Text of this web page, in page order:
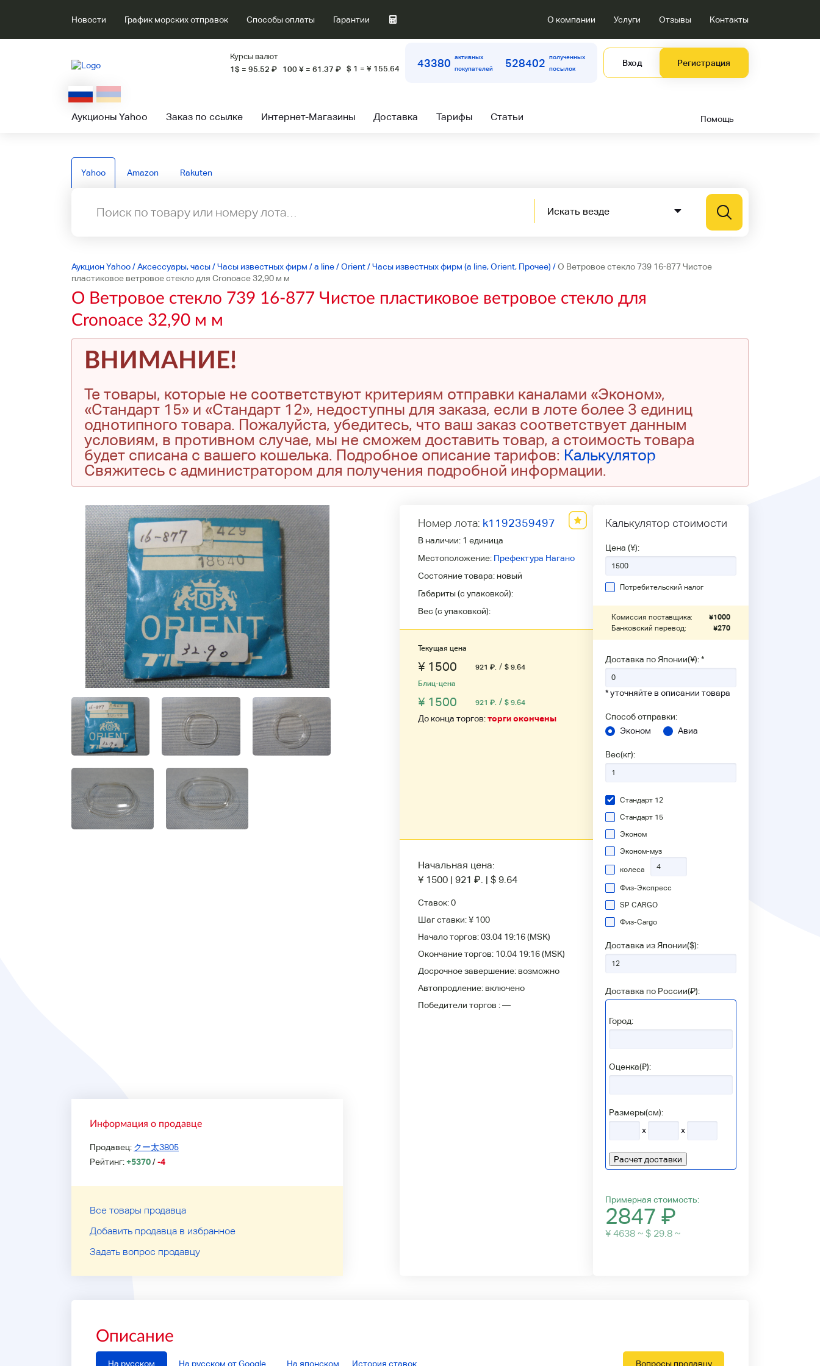
Новости График морских отправок Способы оплаты Гарантии О компании Услуги Отзывы Контакты
Курсы валют
1$ = 95.52 ₽ 100 ¥ = 61.37 ₽ $ 1 = ¥ 155.64 43380
активных
покупателей
528402
полученных
посылок
Вход Регистрация
Аукционы Yahoo Заказ по ссылке Интернет-Магазины Доставка Тарифы Статьи Помощь
Yahoo Amazon Rakuten
Аукцион Yahoo/Аксессуары, часы/Часы известных фирм /a line/Orient/Часы известных фирм (a line, Orient, Прочее) /O Ветровое стекло 739 16-877 Чистое
пластиковое ветровое стекло для Cronoace 32,90 м м
O Ветровое стекло 739 16-877 Чистое пластиковое ветровое стекло для
Cronoace 32,90 м м
ВНИМАНИЕ!
Те товары, которые не соответствуют критериям отправки каналами «Эконом»,
«Стандарт 15» и «Стандарт 12», недоступны для заказа, если в лоте более 3 единиц
однотипного товара. Пожалуйста, убедитесь, что ваш заказ соответствует данным
условиям, в противном случае, мы не сможем доставить товар, а стоимость товара
будет списана с вашего кошелька. Подробное описание тарифов: Калькулятор
Свяжитесь с администратором для получения подробной информации.
Информация о продавце
Продавец: クー太3805
Рейтинг:+5370/-4
Все товары продавца
Добавить продавца в избранное
Задать вопрос продавцу
Номер лота: k1192359497
В наличии: 1 единица
Местоположение: Префектура Нагано
Состояние товара: новый
Габариты (с упаковкой):
Вес (с упаковкой):
Текущая цена
¥ 1500 921 ₽. / $ 9.64
Блиц-цена
¥ 1500 921 ₽. / $ 9.64
До конца торгов:торги окончены
Начальная цена:
¥ 1500 | 921 ₽. | $ 9.64
Ставок:0
Шаг ставки:¥ 100
Начало торгов:03.04 19:16(MSK)
Окончание торгов: 10.04 19:16(MSK)
Досрочное завершение: возможно
Автопродление: включено
Победители торгов :—
Калькулятор стоимости
Цена (¥):
Потребительский налог
Комиссия поставщика: ¥1000
Банковский перевод:
¥270
Доставка по Японии(¥): *
* уточняйте в описании товара
Способ отправки:
Эконом
Авиа
Вес(кг):
Стандарт 12
Стандарт 15
Эконом
Эконом-муз
колеса
Физ-Экспресс
SP CARGO
Физ-Сargo
Доставка из Японии($):
Доставка по России(₽):
Город:
Оценка(₽):
Размеры(см):
x
x
Расчет доставки
Примерная стоимость:
2847 ₽
¥ 4638 ~ $ 29.8 ~
Описание
На русском На русском от Google На японском История ставок Вопросы продавцу